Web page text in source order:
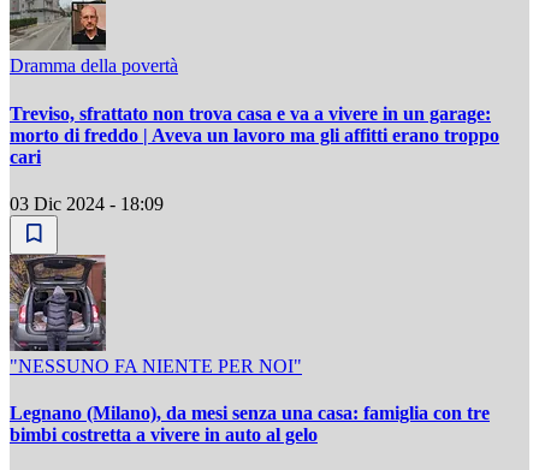
Dramma della povertà
Treviso, sfrattato non trova casa e va a vivere in un garage:
morto di freddo | Aveva un lavoro ma gli affitti erano troppo
cari
03 Dic 2024 - 18:09
"NESSUNO FA NIENTE PER NOI"
Legnano (Milano), da mesi senza una casa: famiglia con tre
bimbi costretta a vivere in auto al gelo